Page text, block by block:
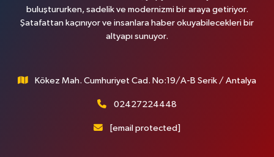
buluştururken, sadelik ve modernizmi bir araya getiriyor.
Şatafattan kaçınıyor ve insanlara haber okuyabilecekleri bir
altyapı sunuyor.
Kökez Mah. Cumhuriyet Cad. No:19/A-B Serik / Antalya
02427224448
[email protected]